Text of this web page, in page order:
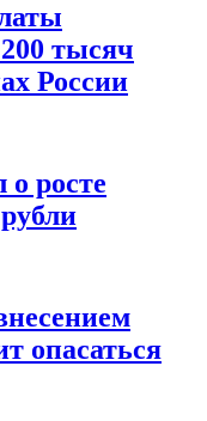
тысяч
России
росте
опасаться